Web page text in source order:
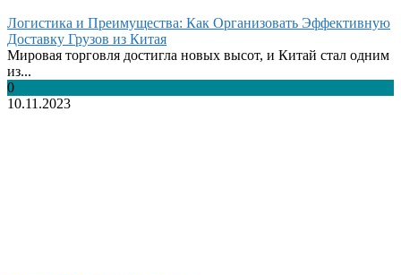
Логистика и Преимущества: Как Организовать Эффективную
Доставку Грузов из Китая
Мировая торговля достигла новых высот, и Китай стал одним
из...
0
10.11.2023